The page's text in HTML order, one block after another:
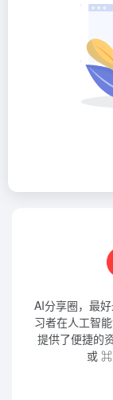
AI分享圈，最
习者在人工智
提供了便捷的
或 ⌘